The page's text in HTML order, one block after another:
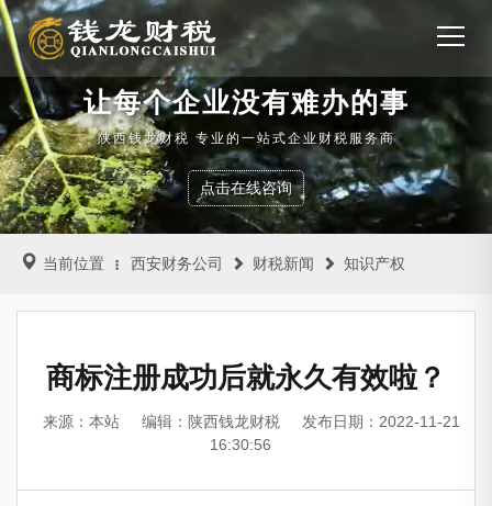
让每个企业没有难办的事
陕西钱龙财税 专业的一站式企业财税服务商
点击在线咨询
当前位置 西安财务公司 财税新闻 知识产权
商标注册成功后就永久有效啦？
来源：本站 编辑：陕西钱龙财税
发布日期：2022-11-21
16:30:56